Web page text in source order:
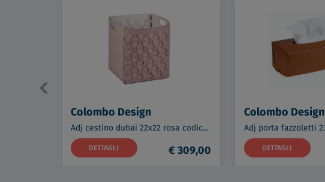
Colombo Design
Adj cestino dubai 22x22 rosa codice prod: BADJ2235-0207
DETTAGLI € 309,00
Colombo Design
DETTAGLI